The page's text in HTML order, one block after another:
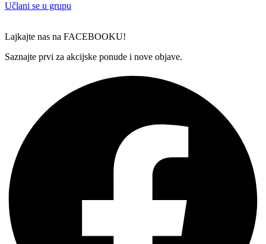
Učlani se u grupu
Lajkajte nas na FACEBOOKU!
Saznajte prvi za akcijske ponude i nove objave.